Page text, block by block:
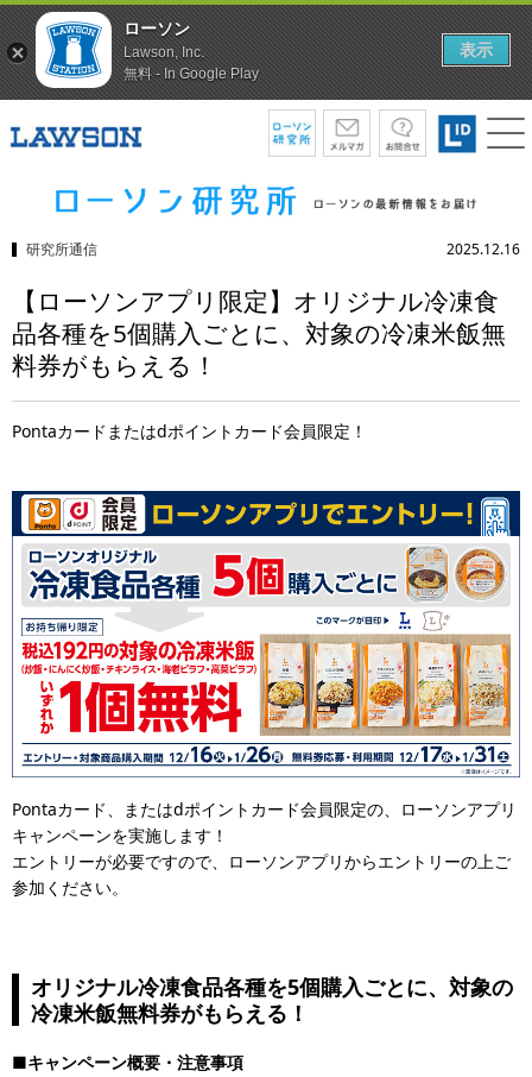
研究所通信 2025.12.16
【ローソンアプリ限定】オリジナル冷凍食
品各種を5個購入ごとに、対象の冷凍米飯無
料券がもらえる！
Pontaカードまたはdポイントカード会員限定！
Pontaカード、またはdポイントカード会員限定の、ローソンアプリ
キャンペーンを実施します！
エントリーが必要ですので、ローソンアプリからエントリーの上ご
参加ください。
オリジナル冷凍食品各種を5個購入ごとに、対象の
冷凍米飯無料券がもらえる！
■キャンペーン概要・注意事項
ローソン
Lawson, Inc.
無料 - In Google Play
表示